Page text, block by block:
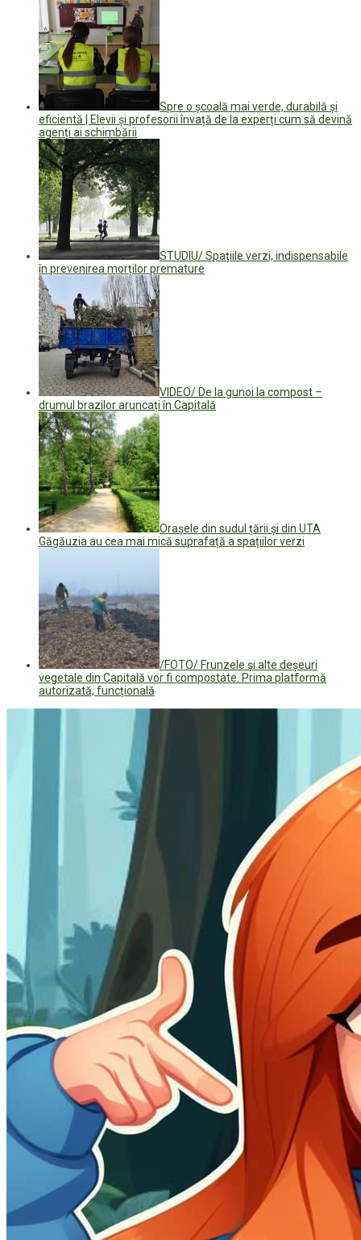
Spre o școală mai verde, durabilă și
eficientă | Elevii și profesorii învață de la experți cum să devină
agenți ai schimbării
STUDIU/ Spațiile verzi, indispensabile
în prevenirea morților premature
VIDEO/ De la gunoi la compost –
drumul brazilor aruncați în Capitală
Orașele din sudul țării și din UTA
Găgăuzia au cea mai mică suprafață a spațiilor verzi
/FOTO/ Frunzele și alte deșeuri
vegetale din Capitală vor fi compostate. Prima platformă
autorizată, funcțională